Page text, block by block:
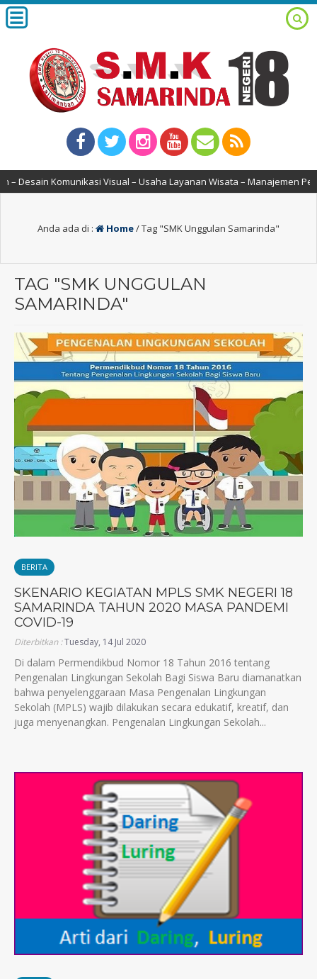
Visual – Usaha Layanan Wisata – Manajemen Perkantoran
Anda ada di : Home/Tag "SMK Unggulan Samarinda"
TAG "SMK UNGGULAN
SAMARINDA"
BERITA
SKENARIO KEGIATAN MPLS SMK NEGERI 18
SAMARINDA TAHUN 2020 MASA PANDEMI
COVID-19
Diterbitkan :Tuesday, 14 Jul 2020
Di dalam Permendikbud Nomor 18 Tahun 2016 tentang
Pengenalan Lingkungan Sekolah Bagi Siswa Baru diamanatkan
bahwa penyelenggaraan Masa Pengenalan Lingkungan
Sekolah (MPLS) wajib dilakukan secara edukatif, kreatif, dan
juga menyenangkan. Pengenalan Lingkungan Sekolah...